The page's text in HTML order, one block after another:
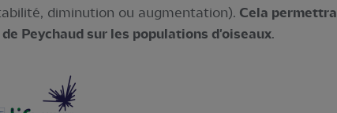
diminution ou augmentation). Cela permettra
Peychaud sur les populations d'oiseaux.